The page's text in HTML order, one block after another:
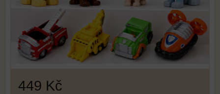
449 Kč